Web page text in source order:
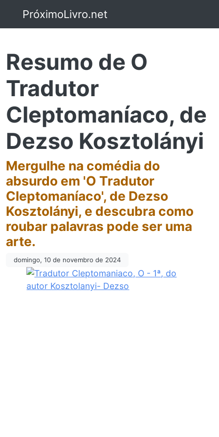
PróximoLivro.net
Resumo de O
Tradutor
Cleptomaníaco, de
Dezso Kosztolányi
Mergulhe na comédia do
absurdo em 'O Tradutor
Cleptomaníaco', de Dezso
Kosztolányi, e descubra como
roubar palavras pode ser uma
arte.
domingo, 10 de novembro de 2024